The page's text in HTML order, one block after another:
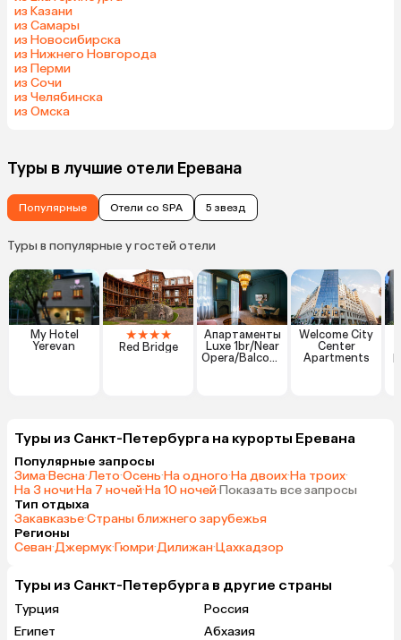
из Казани
из Самары
из Новосибирска
из Нижнего Новгорода
из Перми
из Сочи
из Челябинска
из Омска
Туры в лучшие отели Еревана
Популярные Отели со SPA 5 звезд
Туры в популярные у гостей отели
My Hotel
Yerevan
★★★★
Red Bridge
Апартаменты
Luxe 1br/Near
Opera/Balcony
Welcome City
Center
Apartments
Туры из Санкт-Петербурга на курорты Еревана
Популярные запросы
Зима·Весна·Лето·Осень·На одного·На двоих·На троих·
На 3 ночи·На 7 ночей·На 10 ночей·Показать все запросы
Тип отдыха
Закавказье·Страны ближнего зарубежья
Регионы
Севан·Джермук·Гюмри·Дилижан·Цахкадзор
Туры из Санкт-Петербурга в другие страны
Турция
Россия
Египет
Абхазия